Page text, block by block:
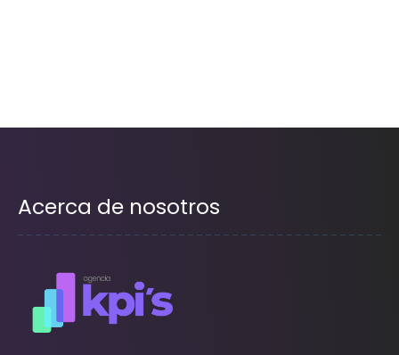
Acerca de nosotros